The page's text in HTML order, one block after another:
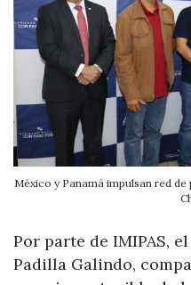
México y Panamá impulsan red
Por parte de IMIPAS,
Padilla Galindo,